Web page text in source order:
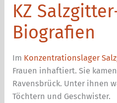
KZ
Biografien
Im Konzentrationslager
Frauen inhaftiert. Sie
Ravensbrück. Unter ihnen
Töchtern und Geschwister.